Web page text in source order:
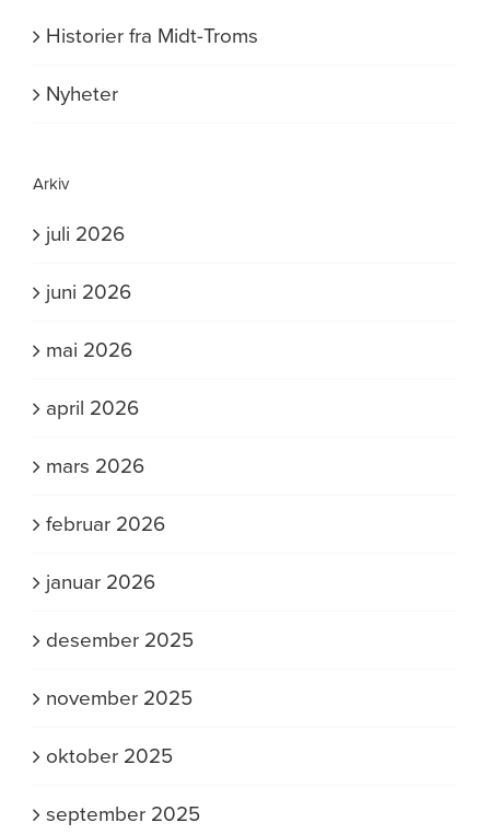
Historier fra Midt-Troms
Nyheter
Arkiv
juli 2026
juni 2026
mai 2026
april 2026
mars 2026
februar 2026
januar 2026
desember 2025
november 2025
oktober 2025
september 2025